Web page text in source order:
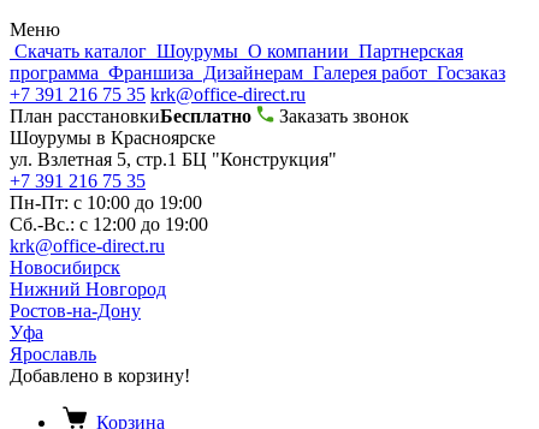
Меню
Скачать каталог Шоурумы О компании Партнерская
программа Франшиза Дизайнерам Галерея работ Госзаказ
+7 391 216 75 35 krk@office-direct.ru
План расстановкиБесплатно
Заказать звонок
Шоурумы в Красноярске
ул. Взлетная 5, стр.1 БЦ "Конструкция"
+7 391 216 75 35
Пн-Пт: с 10:00 до 19:00
Сб.-Вс.: с 12:00 до 19:00
krk@office-direct.ru
Новосибирск
Нижний Новгород
Ростов-на-Дону
Уфа
Ярославль
Добавлено в корзину!
Корзина